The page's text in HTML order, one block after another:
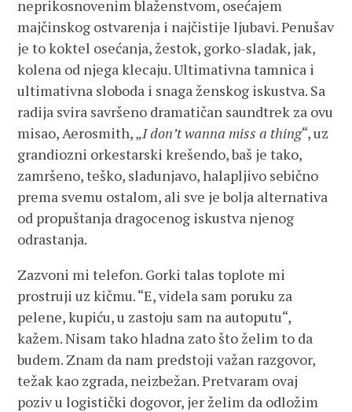
neprikosnovenim blaženstvom, osećajem
majčinskog ostvarenja i najčistije ljubavi. Penušav
je to koktel osećanja, žestok, gorko-sladak, jak,
kolena od njega klecaju. Ultimativna tamnica i
ultimativna sloboda i snaga ženskog iskustva. Sa
radija svira savršeno dramatičan saundtrek za ovu
misao, Aerosmith, „I don’t wanna miss a thing“, uz
grandiozni orkestarski krešendo, baš je tako,
zamršeno, teško, sladunjavo, halapljivo sebično
prema svemu ostalom, ali sve je bolja alternativa
od propuštanja dragocenog iskustva njenog
odrastanja.
Zazvoni mi telefon. Gorki talas toplote mi
prostruji uz kičmu. “E, videla sam poruku za
pelene, kupiću, u zastoju sam na autoputu“,
kažem. Nisam tako hladna zato što želim to da
budem. Znam da nam predstoji važan razgovor,
težak kao zgrada, neizbežan. Pretvaram ovaj
poziv u logistički dogovor, jer želim da odložim